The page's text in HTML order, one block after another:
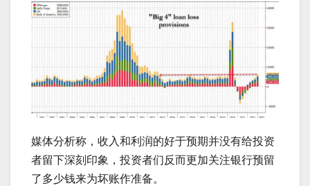
媒体分析称，收入和利润的好于预期并没有给投资
者留下深刻印象，投资者们反而更加关注银行预留
了多少钱来为坏账作准备。